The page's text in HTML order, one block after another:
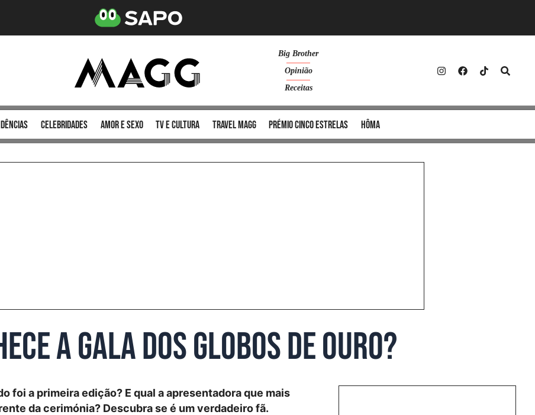
Big Brother
Opinião
Receitas
celebridades amor e sexo TV e cultura Travel MAGG Prémio Cinco Estrelas Hôma
a gala dos Globos de Ouro?
foi a primeira edição? E qual a apresentadora que mais
da cerimónia? Descubra se é um verdadeiro fã.